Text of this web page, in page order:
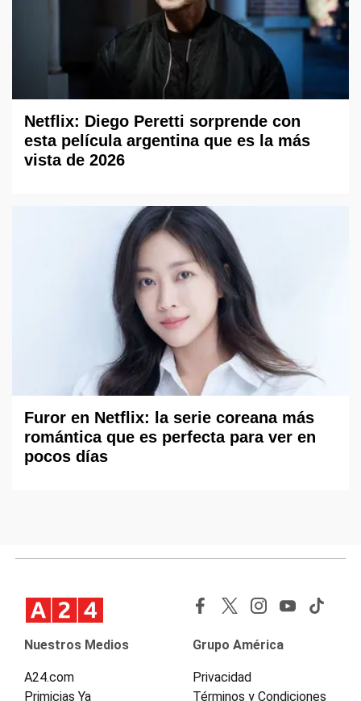
Netflix: Diego Peretti sorprende con
esta película argentina que es la más
vista de 2026
Furor en Netflix: la serie coreana más
romántica que es perfecta para ver en
pocos días
Nuestros Medios
A24.com
Primicias Ya
Grupo América
Privacidad
Términos y Condiciones